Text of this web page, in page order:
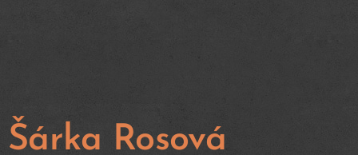
Šárka Rosová